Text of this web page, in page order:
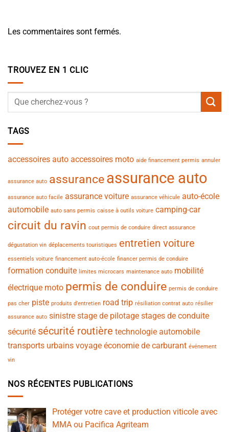
Les commentaires sont fermés.
TROUVEZ EN 1 CLIC
TAGS
accessoires auto accessoires moto aide financement permis annuler
assurance auto assuranceassurance auto
assurance auto facile assurance voiture assurance véhicule auto-école
automobile auto sans permis caisse à outils voiture camping-car
circuit du ravin cout permis de conduire direct assurance
dégustation vin déplacements touristiques entretien voiture
essentiels voiture financement auto-école financer permis de conduire
formation conduite limites microcars maintenance auto mobilité
électrique moto permis de conduire permis de conduire
pas cher piste produits d’entretien road trip résiliation contrat auto résilier
assurance auto sinistre stage de pilotage stages de conduite
sécurité sécurité routière technologie automobile
transports urbains voyage économie de carburant événement
vin
NOS RÉCENTES PUBLICATIONS
Protéger votre cave et production viticole avec
MMA ou Pacifica Agriteam